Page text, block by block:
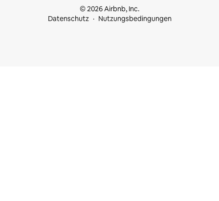
© 2026 Airbnb, Inc.
Datenschutz
Nutzungsbedingungen